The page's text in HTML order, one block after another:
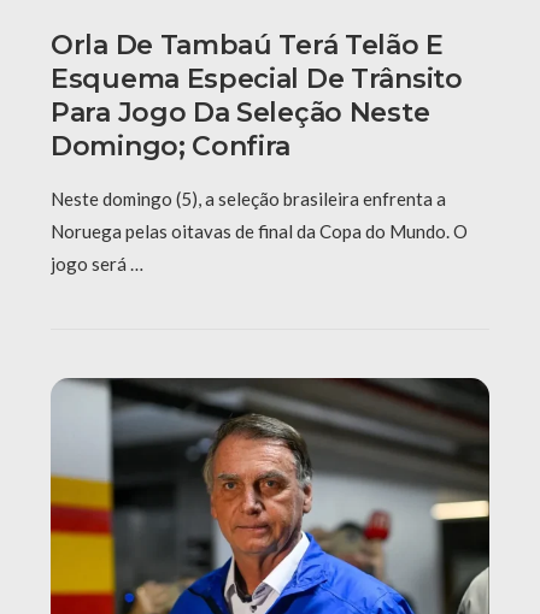
Orla De Tambaú Terá Telão E
Esquema Especial De Trânsito
Para Jogo Da Seleção Neste
Domingo; Confira
Neste domingo (5), a seleção brasileira enfrenta a
Noruega pelas oitavas de final da Copa do Mundo. O
jogo será …